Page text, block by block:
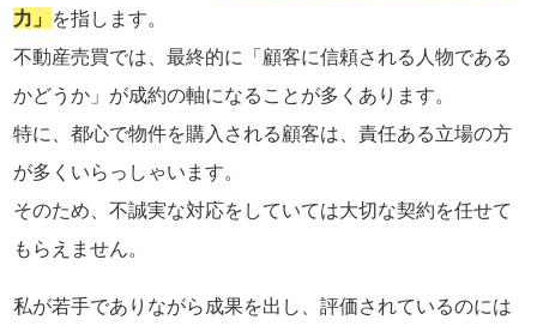
力」 を指します。
不動産売買では、最終的に「顧客に信頼される人物である
かどうか」が成約の軸になることが多くあります。
特に、都心で物件を購入される顧客は、責任ある立場の方
が多くいらっしゃいます。
そのため、不誠実な対応をしていては大切な契約を任せて
もらえません。
私が若手でありながら成果を出し、評価されているのには